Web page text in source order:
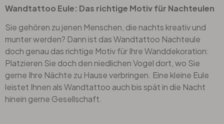
Wandtattoo Eule: Das richtige Motiv für Nachteulen
Sie gehören zu jenen Menschen, die nachts kreativ und
munter werden? Dann ist das Wandtattoo Nachteule
doch genau das richtige Motiv für Ihre Wanddekoration:
Platzieren Sie doch den niedlichen Vogel dort, wo Sie
gerne Ihre Nächte zu Hause verbringen. Eine kleine Eule
leistet Ihnen alsWandtattoo auch bis spät in die Nacht
hinein gerne Gesellschaft.